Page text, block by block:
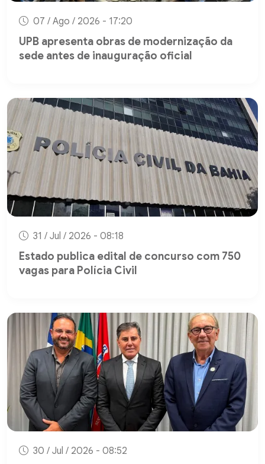
07 / Ago / 2026 - 17:20
UPB apresenta obras de modernização da
sede antes de inauguração oficial
31 / Jul / 2026 - 08:18
Estado publica edital de concurso com 750
vagas para Polícia Civil
30 / Jul / 2026 - 08:52